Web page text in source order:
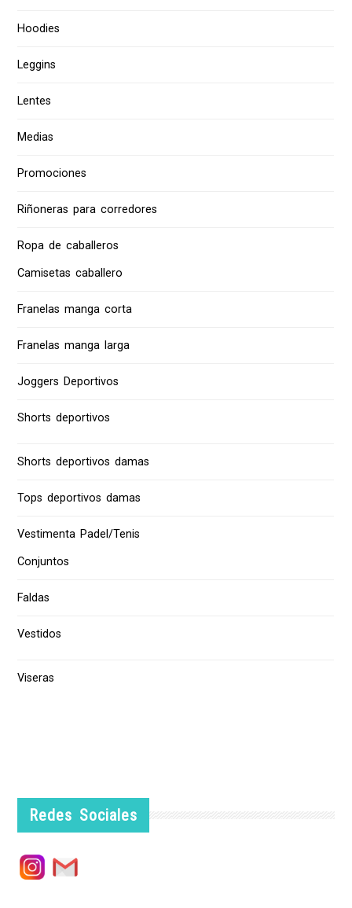
Hoodies
Leggins
Lentes
Medias
Promociones
Riñoneras para corredores
Ropa de caballeros
Camisetas caballero
Franelas manga corta
Franelas manga larga
Joggers Deportivos
Shorts deportivos
Shorts deportivos damas
Tops deportivos damas
Vestimenta Padel/Tenis
Conjuntos
Faldas
Vestidos
Viseras
Redes Sociales